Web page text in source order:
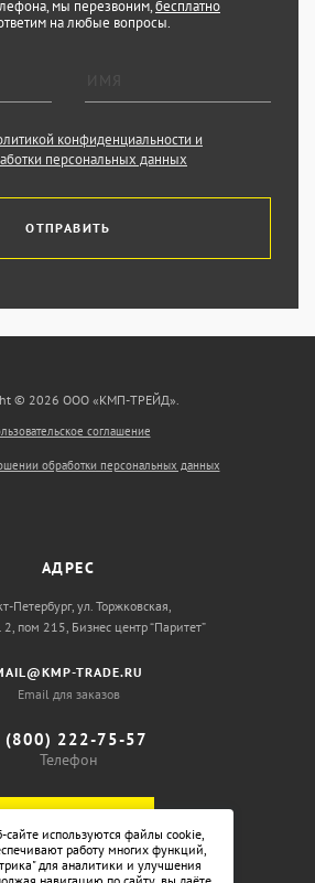
мы перезвоним,бесплатно
на любые вопросы.
конфиденциальности и
персональных данных
ОТПРАВИТЬ
© 2026 ООО «КМП-ТРЕЙД».
соглашение
обработки персональных данных
АДРЕС
Петербург, ул. Торжковская,
2, пом 215, Бизнес центр “Паритет”
TRADE.RU
Email для заказов
(800) 222-75-57
Телефон
сайте используются файлы cookie,
работу многих функций,
для аналитики и улучшения